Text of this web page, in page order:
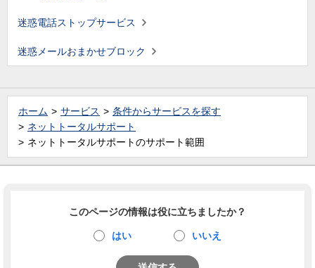
迷惑電話ストップサービス
迷惑メールおまかせブロック
ホーム サービス
条件からサービスを探す
ネットトータルサポート
ネットトータルサポートのサポート範囲
このページの情報は役に立ちましたか？
はい いいえ